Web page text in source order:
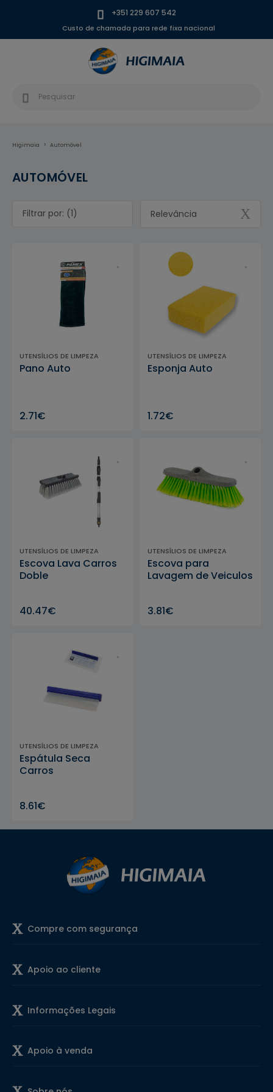
+351 229 607 542
Custo de chamada para rede fixa nacional
Higimaia Automóvel
AUTOMÓVEL
Filtrar por: (1) Relevância
UTENSÍLIOS DE LIMPEZA
Pano Auto
2.71€
UTENSÍLIOS DE LIMPEZA
Esponja Auto
1.72€
UTENSÍLIOS DE LIMPEZA
Escova Lava Carros
Doble
40.47€
UTENSÍLIOS DE LIMPEZA
Escova para
Lavagem de Veiculos
3.81€
UTENSÍLIOS DE LIMPEZA
Espátula Seca
Carros
8.61€
Compre com segurança
Apoio ao cliente
Informações Legais
Apoio à venda